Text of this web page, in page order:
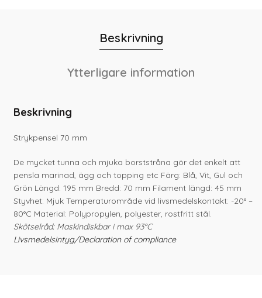
Beskrivning
Ytterligare information
Beskrivning
Strykpensel 70 mm
De mycket tunna och mjuka borststråna gör det enkelt att
pensla marinad, ägg och topping etc Färg: Blå, Vit, Gul och
Grön Längd: 195 mm Bredd: 70 mm Filament längd: 45 mm
Styvhet: Mjuk Temperaturområde vid livsmedelskontakt: -20° –
80°C Material: Polypropylen, polyester, rostfritt stål.
Skötselråd: Maskindiskbar i max 93°C
Livsmedelsintyg/Declaration of compliance